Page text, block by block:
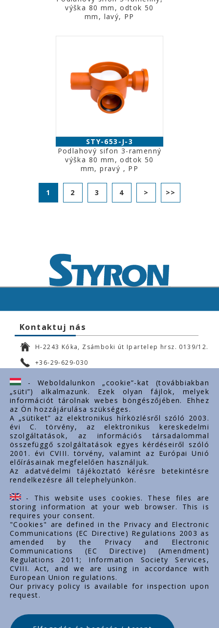
výška 80 mm, odtok 50
mm, lavý, PP
STY-653-J-3
Podlahový sifon 3-ramenný
výška 80 mm, odtok 50
mm, pravý , PP
1 2 3 4 > >>
Kontaktuj nás
H-2243 Kóka, Zsámboki út Ipartelep hrsz. 0139/12.
+36-29-629-030
ertekesites@styron.hu
export@styron.hu
www.styron.hu
Doležité linky
O nás
Dokumenty
Kontakt
Kariéra
- Weboldalunkon „cookie”-kat (továbbiakban
„süti”) alkalmazunk. Ezek olyan fájlok, melyek
információt tárolnak webes böngészőjében. Ehhez
az Ön hozzájárulása szükséges.
A „sütiket” az elektronikus hírközlésről szóló 2003.
évi C. törvény, az elektronikus kereskedelmi
szolgáltatások, az információs társadalommal
összefüggő szolgáltatások egyes kérdéseiről szóló
2001. évi CVIII. törvény, valamint az Európai Unió
előírásainak megfelelően használjuk.
Az adatvédelmi tájékoztató kérésre betekintésre
rendelkezésre áll telephelyünkön.
- This website uses cookies. These files are
storing information at your web browser. This is
requires your consent.
"Cookies" are defined in the Privacy and Electronic
Communications (EC Directive) Regulations 2003 as
amended by the Privacy and Electronic
Communications (EC Directive) (Amendment)
Regulations 2011; Information Society Services,
CVIII. Act, and we are using in accordance with
European Union regulations.
Our privacy policy is available for inspection upon
request.